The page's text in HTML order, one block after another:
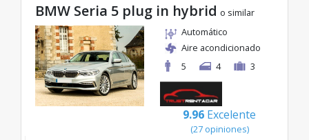
BMW Seria 5 plug in hybrid o similar
Automático
Aire acondicionado
5
4 3
9.96 Excelente
(27 opiniones)